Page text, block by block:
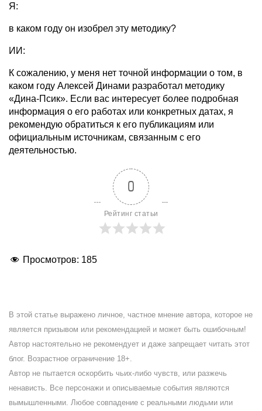
Я:
в каком году он изобрел эту методику?
ИИ:
К сожалению, у меня нет точной информации о том, в
каком году Алексей Динами разработал методику
«Дина-Псик». Если вас интересует более подробная
информация о его работах или конкретных датах, я
рекомендую обратиться к его публикациям или
официальным источникам, связанным с его
деятельностью.
0
Рейтинг статьи
Просмотров: 185
В этой статье выражено личное, частное мнение автора, которое не
является призывом или рекомендацией и может быть ошибочным!
Автор настоятельно не рекомендует и даже запрещает читать этот
блог. Возрастное ограничение 18+.
Автор не пытается оскорбить чьих-либо чувств, или разжечь
ненависть. Все персонажи и описываемые события являются
вымышленными. Любое совпадение с реальными людьми или